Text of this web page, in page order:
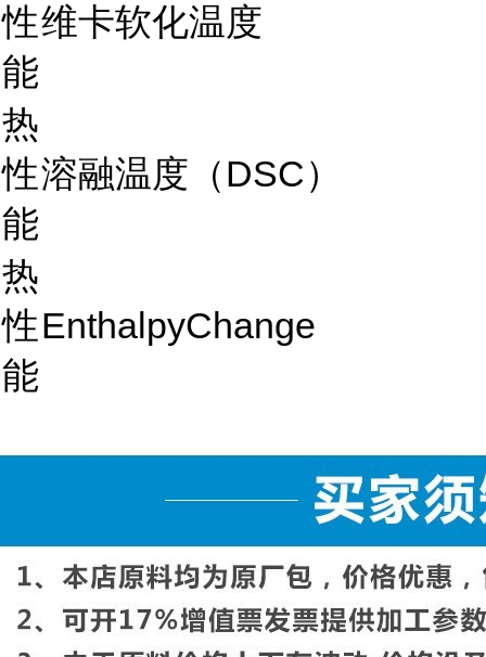
性
能
维卡软化温度
热
性
能
溶融温度（DSC）
热
性
能
EnthalpyChange